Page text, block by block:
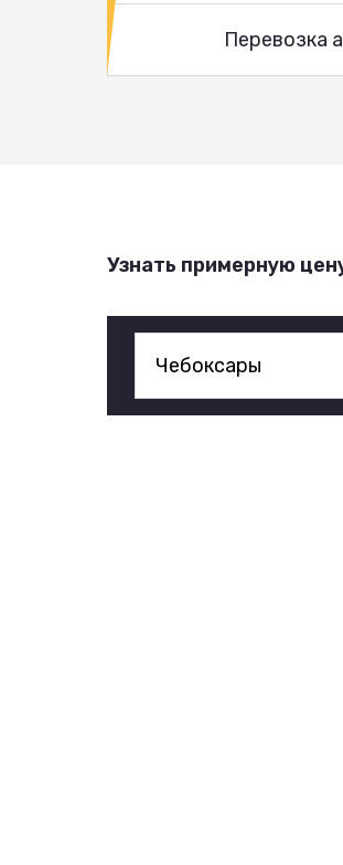
Перевозка
Узнать примерную